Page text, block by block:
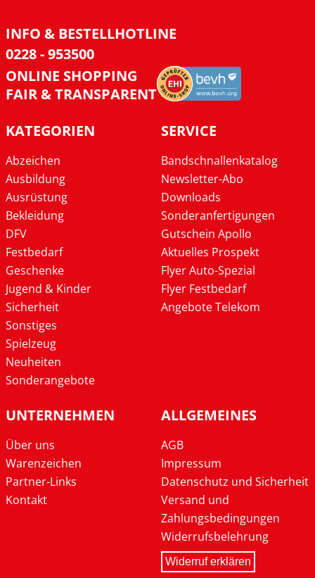
INFO & BESTELLHOTLINE
0228 - 953500
ONLINE SHOPPING
FAIR & TRANSPARENT
KATEGORIEN
Abzeichen
Ausbildung
Ausrüstung
Bekleidung
DFV
Festbedarf
Geschenke
Jugend & Kinder
Sicherheit
Sonstiges
Spielzeug
Neuheiten
Sonderangebote
SERVICE
Bandschnallenkatalog
Newsletter-Abo
Downloads
Sonderanfertigungen
Gutschein Apollo
Aktuelles Prospekt
Flyer Auto-Spezial
Flyer Festbedarf
Angebote Telekom
UNTERNEHMEN
Über uns
Warenzeichen
Partner-Links
Kontakt
ALLGEMEINES
AGB
Impressum
Datenschutz und Sicherheit
Versand und
Zahlungsbedingungen
Widerrufsbelehrung
Widerruf erklären